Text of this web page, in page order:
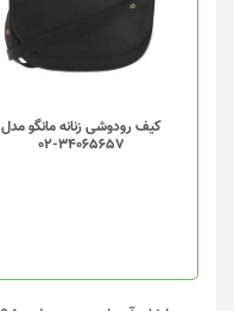
کیف رودوشی زنانه مانگو مدل
34065657-02